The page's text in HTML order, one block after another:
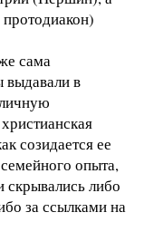
протодиакон)
сама
выдавали в
созидается ее
опыта,
либо
за ссылками на